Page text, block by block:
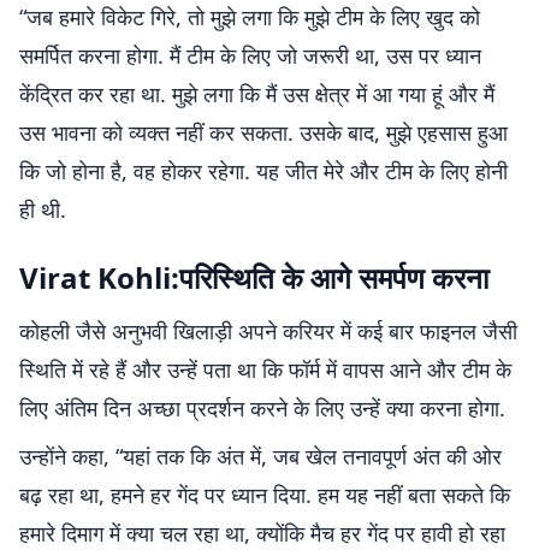
“जब हमारे विकेट गिरे, तो मुझे लगा कि मुझे टीम के लिए खुद को
समर्पित करना होगा. मैं टीम के लिए जो जरूरी था, उस पर ध्यान
केंद्रित कर रहा था. मुझे लगा कि मैं उस क्षेत्र में आ गया हूं और मैं
उस भावना को व्यक्त नहीं कर सकता. उसके बाद, मुझे एहसास हुआ
कि जो होना है, वह होकर रहेगा. यह जीत मेरे और टीम के लिए होनी
ही थी.
Virat Kohli:परिस्थिति के आगे समर्पण करना
कोहली जैसे अनुभवी खिलाड़ी अपने करियर में कई बार फाइनल जैसी
स्थिति में रहे हैं और उन्हें पता था कि फॉर्म में वापस आने और टीम के
लिए अंतिम दिन अच्छा प्रदर्शन करने के लिए उन्हें क्या करना होगा.
उन्होंने कहा, “यहां तक ​​कि अंत में, जब खेल तनावपूर्ण अंत की ओर
बढ़ रहा था, हमने हर गेंद पर ध्यान दिया. हम यह नहीं बता सकते कि
हमारे दिमाग में क्या चल रहा था, क्योंकि मैच हर गेंद पर हावी हो रहा